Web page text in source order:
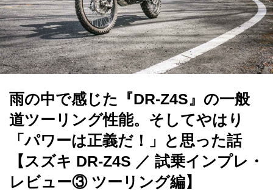
雨の中で感じた『DR-Z4S』の一般
道ツーリング性能。そしてやはり
「パワーは正義だ！」と思った話
【スズキ DR-Z4S ／ 試乗インプレ・
レビュー③ ツーリング編】